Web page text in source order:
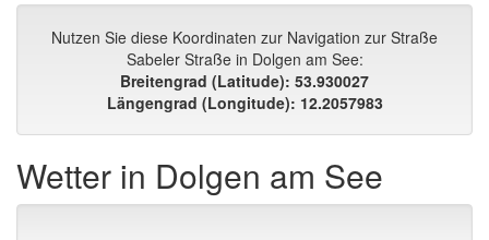
Nutzen Sie diese Koordinaten zur Navigation zur Straße
Sabeler Straße in Dolgen am See:
Breitengrad (Latitude): 53.930027
Längengrad (Longitude): 12.2057983
Wetter in Dolgen am See